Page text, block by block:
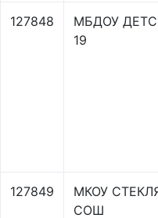
127848
МБДОУ
19
127849
МКОУ
СОШ